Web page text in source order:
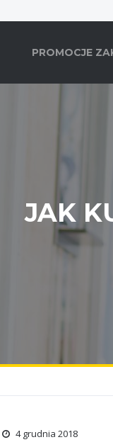
PROMOCJE
JAK
4 grudnia 2018